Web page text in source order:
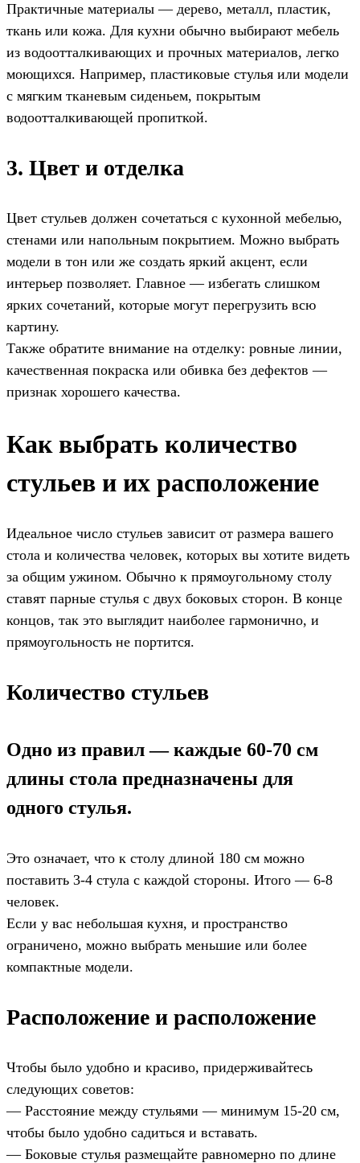
Практичные материалы — дерево, металл, пластик,
ткань или кожа. Для кухни обычно выбирают мебель
из водоотталкивающих и прочных материалов, легко
моющихся. Например, пластиковые стулья или модели
с мягким тканевым сиденьем, покрытым
водоотталкивающей пропиткой.
3. Цвет и отделка
Цвет стульев должен сочетаться с кухонной мебелью,
стенами или напольным покрытием. Можно выбрать
модели в тон или же создать яркий акцент, если
интерьер позволяет. Главное — избегать слишком
ярких сочетаний, которые могут перегрузить всю
картину.
Также обратите внимание на отделку: ровные линии,
качественная покраска или обивка без дефектов —
признак хорошего качества.
Как выбрать количество
стульев и их расположение
Идеальное число стульев зависит от размера вашего
стола и количества человек, которых вы хотите видеть
за общим ужином. Обычно к прямоугольному столу
ставят парные стулья с двух боковых сторон. В конце
концов, так это выглядит наиболее гармонично, и
прямоугольность не портится.
Количество стульев
Одно из правил — каждые 60-70 см
длины стола предназначены для
одного стулья.
Это означает, что к столу длиной 180 см можно
поставить 3-4 стула с каждой стороны. Итого — 6-8
человек.
Если у вас небольшая кухня, и пространство
ограничено, можно выбрать меньшие или более
компактные модели.
Расположение и расположение
Чтобы было удобно и красиво, придерживайтесь
следующих советов:
— Расстояние между стульями — минимум 15-20 см,
чтобы было удобно садиться и вставать.
— Боковые стулья размещайте равномерно по длине